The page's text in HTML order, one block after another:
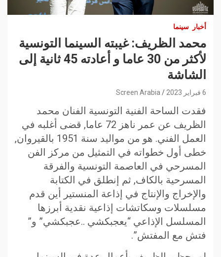
أخبار سينما
محمد الظريف: غيبته السينما التونسية
لأكثر من 30 عاما و أعادته 45 ثانية إلى
الشاشة
6 فبراير 2023 Screen Arabia
فقدت الساحة الفنية التونسية الفنان محمد
الظريف عن عمر ناهز 72 عاما, قضى أغلبه في
العمل الفني. هو من مواليد سنة 1951 بالقيروان,
خطى أول خطواته في التمثيل من مركز الفن
المسرحي في العاصمة التونسية والفرقة
المسرحية بالكاف, ثم إنطلق في الكتابة
والإخراج والإنتاج في إذاعة المنستير أين قدم
مسلسلات وسكاتشات إذاعية نقدية أبرزها
المسلسل الإذاعي “يعجبكشي ..عجبكشي” و”
فتش مع المفتش”.